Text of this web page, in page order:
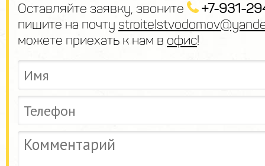
Оставляйте заявку, звоните
+7-931-
пишите на почту
можете приехать к нам в офис!